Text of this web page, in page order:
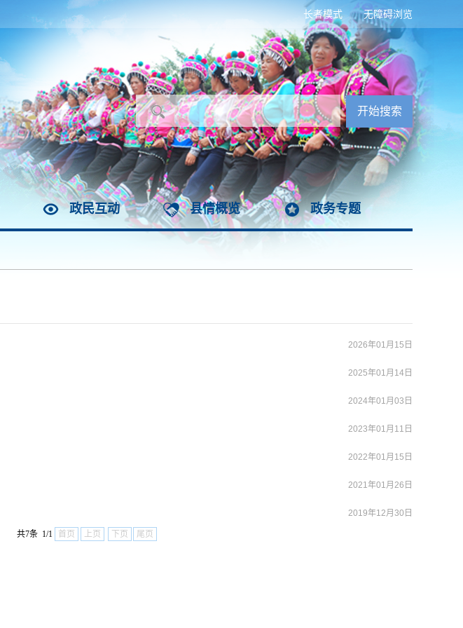
无障碍浏览
长者模式
政民互动 县情概览 政务专题
2026年01月15日
2025年01月14日
2024年01月03日
2023年01月11日
2022年01月15日
2021年01月26日
2019年12月30日
共7条 1/1 首页 上页 下页 尾页